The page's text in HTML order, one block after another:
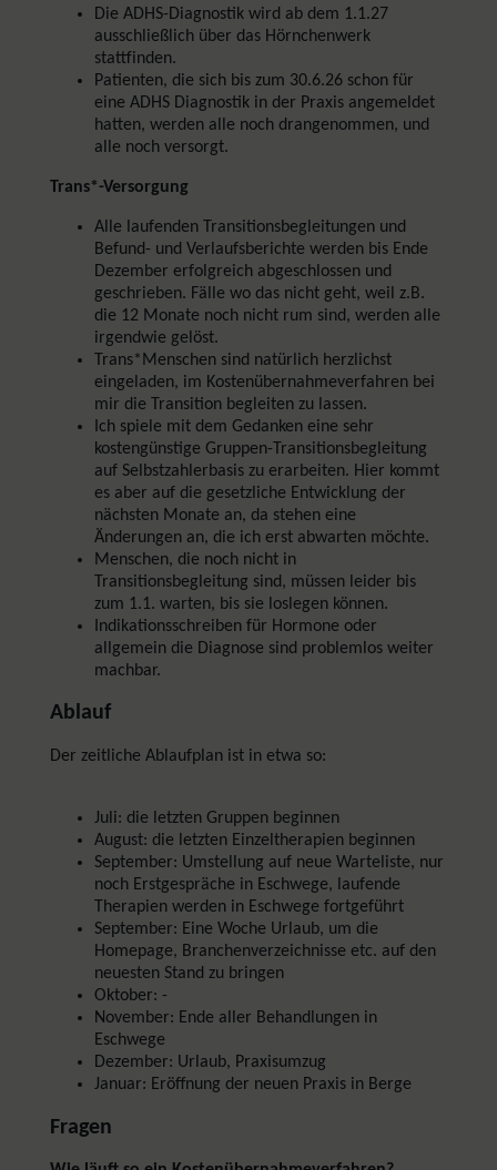
Die ADHS-Diagnostik wird ab dem 1.1.27
ausschließlich über das Hörnchenwerk
stattfinden.
Patienten, die sich bis zum 30.6.26 schon für
eine ADHS Diagnostik in der Praxis angemeldet
hatten, werden alle noch drangenommen, und
alle noch versorgt.
Trans*-Versorgung
Alle laufenden Transitionsbegleitungen und
Befund- und Verlaufsberichte werden bis Ende
Dezember erfolgreich abgeschlossen und
geschrieben. Fälle wo das nicht geht, weil z.B.
die 12 Monate noch nicht rum sind, werden alle
irgendwie gelöst.
Trans*Menschen sind natürlich herzlichst
eingeladen, im Kostenübernahmeverfahren bei
mir die Transition begleiten zu lassen.
Ich spiele mit dem Gedanken eine sehr
kostengünstige Gruppen-Transitionsbegleitung
auf Selbstzahlerbasis zu erarbeiten. Hier kommt
es aber auf die gesetzliche Entwicklung der
nächsten Monate an, da stehen eine
Änderungen an, die ich erst abwarten möchte.
Menschen, die noch nicht in
Transitionsbegleitung sind, müssen leider bis
zum 1.1. warten, bis sie loslegen können.
Indikationsschreiben für Hormone oder
allgemein die Diagnose sind problemlos weiter
machbar.
Ablauf
Der zeitliche Ablaufplan ist in etwa so:
Juli: die letzten Gruppen beginnen
August: die letzten Einzeltherapien beginnen
September: Umstellung auf neue Warteliste, nur
noch Erstgespräche in Eschwege, laufende
Therapien werden in Eschwege fortgeführt
September: Eine Woche Urlaub, um die
Homepage, Branchenverzeichnisse etc. auf den
neuesten Stand zu bringen
Oktober: -
November: Ende aller Behandlungen in
Eschwege
Dezember: Urlaub, Praxisumzug
Januar: Eröffnung der neuen Praxis in Berge
Fragen